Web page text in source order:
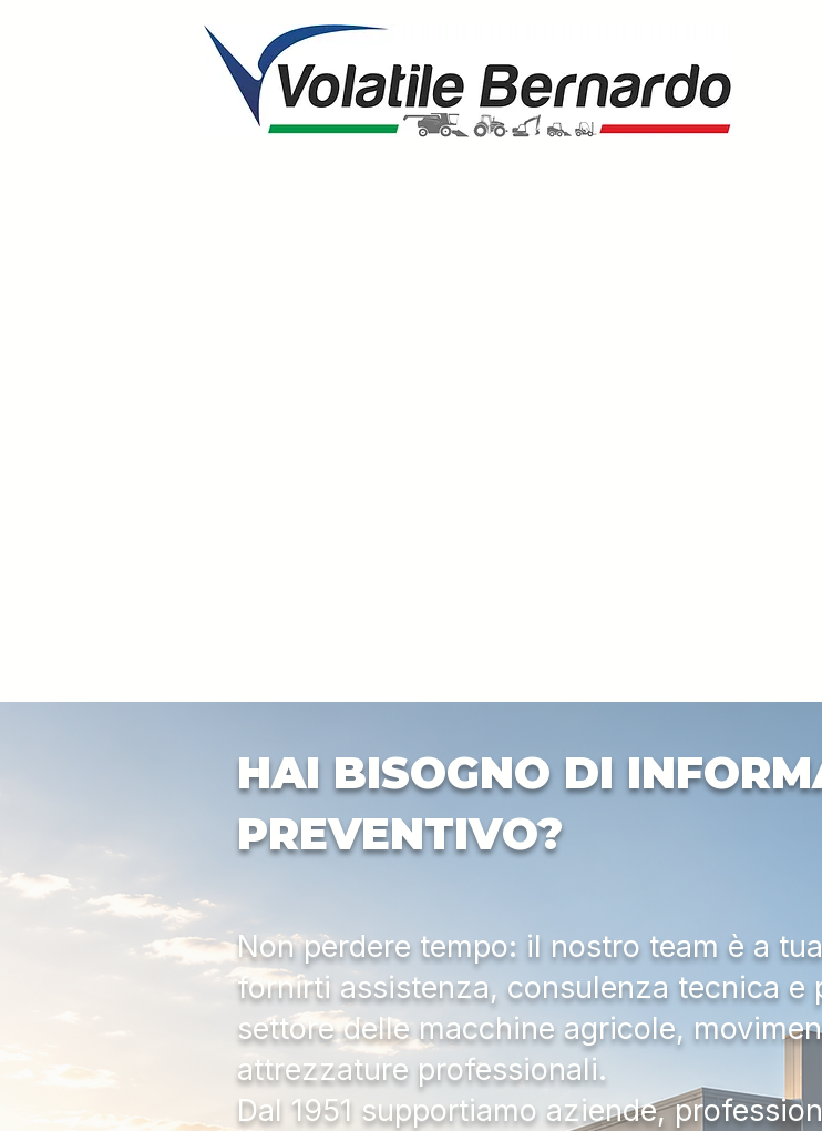
HAI BISOGNO DI
PREVENTIVO?
Non perdere tempo: il nostro team è a
fornirti assistenza, consulenza tecnica e
settore delle macchine agricole,
attrezzature professionali.
Dal 1951 supportiamo aziende,